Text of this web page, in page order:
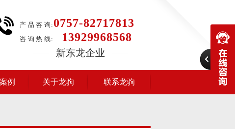
产 品 咨 询: 0757-82717813
咨 询 热 线: 13929968568
新东龙企业
例 关于龙驹 联系龙驹